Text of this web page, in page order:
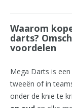
Waarom
darts?
voordelen
Mega Darts is een
tweeën of in
onder de knie te